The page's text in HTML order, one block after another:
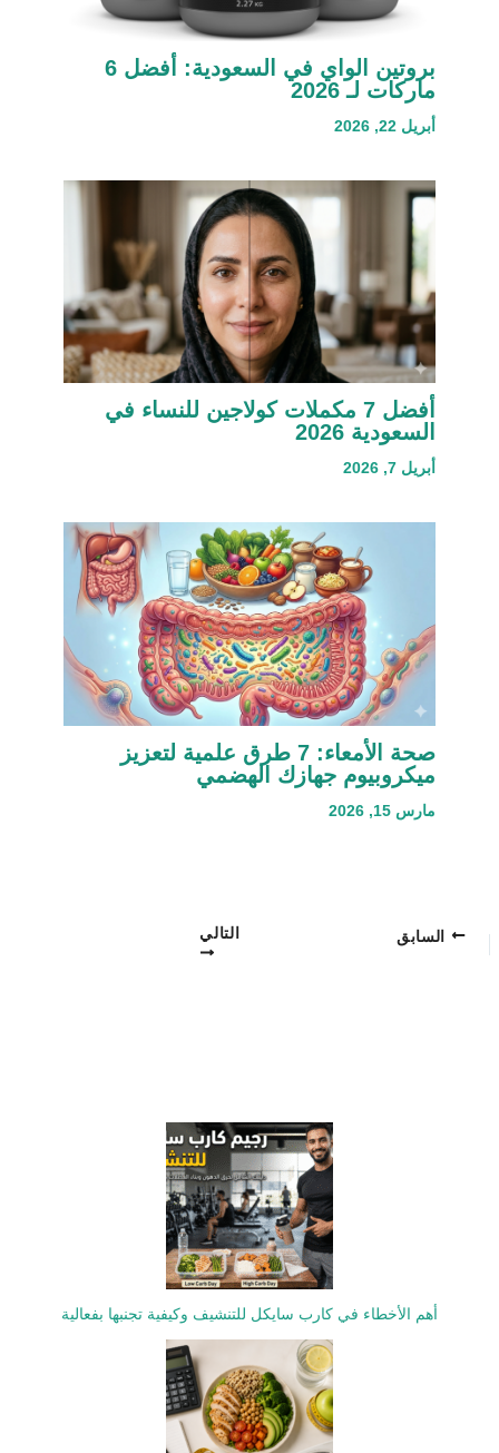
بروتين الواي في السعودية: أفضل 6
ماركات لـ 2026
أبريل 22, 2026
أفضل 7 مكملات كولاجين للنساء في
السعودية 2026
أبريل 7, 2026
صحة الأمعاء: 7 طرق علمية لتعزيز
ميكروبيوم جهازك الهضمي
مارس 15, 2026
السابق التالي
أهم الأخطاء في كارب سايكل للتنشيف وكيفية تجنبها بفعالية